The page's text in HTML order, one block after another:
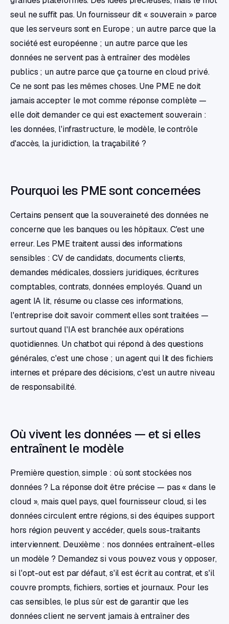
seul ne suffit pas. Un fournisseur dit « souverain » parce
que les serveurs sont en Europe ; un autre parce que la
société est européenne ; un autre parce que les
données ne servent pas à entraîner des modèles
publics ; un autre parce que ça tourne en cloud privé.
Ce ne sont pas les mêmes choses. Une PME ne doit
jamais accepter le mot comme réponse complète —
elle doit demander ce qui est exactement souverain :
les données, l'infrastructure, le modèle, le contrôle
d'accès, la juridiction, la traçabilité ?
Pourquoi les PME sont concernées
Certains pensent que la souveraineté des données ne
concerne que les banques ou les hôpitaux. C'est une
erreur. Les PME traitent aussi des informations
sensibles : CV de candidats, documents clients,
demandes médicales, dossiers juridiques, écritures
comptables, contrats, données employés. Quand un
agent IA lit, résume ou classe ces informations,
l'entreprise doit savoir comment elles sont traitées —
surtout quand l'IA est branchée aux opérations
quotidiennes. Un chatbot qui répond à des questions
générales, c'est une chose ; un agent qui lit des fichiers
internes et prépare des décisions, c'est un autre niveau
de responsabilité.
Où vivent les données — et si elles
entraînent le modèle
Première question, simple : où sont stockées nos
données ? La réponse doit être précise — pas « dans le
cloud », mais quel pays, quel fournisseur cloud, si les
données circulent entre régions, si des équipes support
hors région peuvent y accéder, quels sous-traitants
interviennent. Deuxième : nos données entraînent-elles
un modèle ? Demandez si vous pouvez vous y opposer,
si l'opt-out est par défaut, s'il est écrit au contrat, et s'il
couvre prompts, fichiers, sorties et journaux. Pour les
cas sensibles, le plus sûr est de garantir que les
données client ne servent jamais à entraîner des